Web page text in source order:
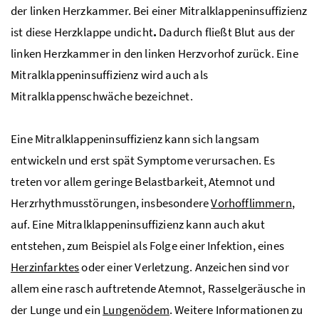
der linken Herzkammer. Bei einer Mitralklappeninsuffizienz
ist diese Herzklappe undicht. Dadurch fließt Blut aus der
linken Herzkammer in den linken Herzvorhof zurück. Eine
Mitralklappeninsuffizienz wird auch als
Mitralklappenschwäche bezeichnet.
Eine Mitralklappeninsuffizienz kann sich langsam
entwickeln und erst spät Symptome verursachen. Es
treten vor allem geringe Belastbarkeit, Atemnot und
Herzrhythmusstörungen, insbesondereVorhofflimmern,
auf. Eine Mitralklappeninsuffizienz kann auch akut
entstehen, zum Beispiel als Folge einer Infektion, eines
Herzinfarktesoder einer Verletzung. Anzeichen sind vor
allem eine rasch auftretende Atemnot, Rasselgeräusche in
der Lunge und ein Lungenödem. Weitere Informationen zu